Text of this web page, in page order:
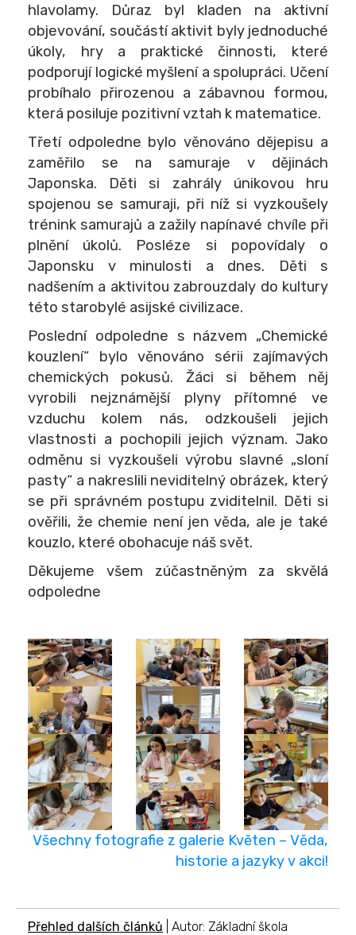
hlavolamy. Důraz byl kladen na aktivní
objevování, součástí aktivit byly jednoduché
úkoly, hry a praktické činnosti, které
podporují logické myšlení a spolupráci. Učení
probíhalo přirozenou a zábavnou formou,
která posiluje pozitivní vztah k matematice.
Třetí odpoledne bylo věnováno dějepisu a
zaměřilo se na samuraje v dějinách
Japonska. Děti si zahrály únikovou hru
spojenou se samuraji, při níž si vyzkoušely
trénink samurajů a zažily napínavé chvíle při
plnění úkolů. Posléze si popovídaly o
Japonsku v minulosti a dnes. Děti s
nadšením a aktivitou zabrouzdaly do kultury
této starobylé asijské civilizace.
Poslední odpoledne s názvem „Chemické
kouzlení“ bylo věnováno sérii zajímavých
chemických pokusů. Žáci si během něj
vyrobili nejznámější plyny přítomné ve
vzduchu kolem nás, odzkoušeli jejich
vlastnosti a pochopili jejich význam. Jako
odměnu si vyzkoušeli výrobu slavné „sloní
pasty“ a nakreslili neviditelný obrázek, který
se při správném postupu zviditelnil. Děti si
ověřili, že chemie není jen věda, ale je také
kouzlo, které obohacuje náš svět.
Děkujeme všem zúčastněným za skvělá
odpoledne
Všechny fotografie z galerie Květen – Věda,
historie a jazyky v akci!
Přehled dalších článků | Autor: Základní škola